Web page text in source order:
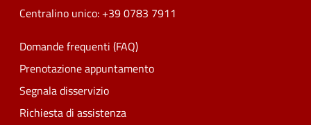
Centralino unico: +39 0783 7911
Domande frequenti (FAQ)
Prenotazione appuntamento
Segnala disservizio
Richiesta di assistenza